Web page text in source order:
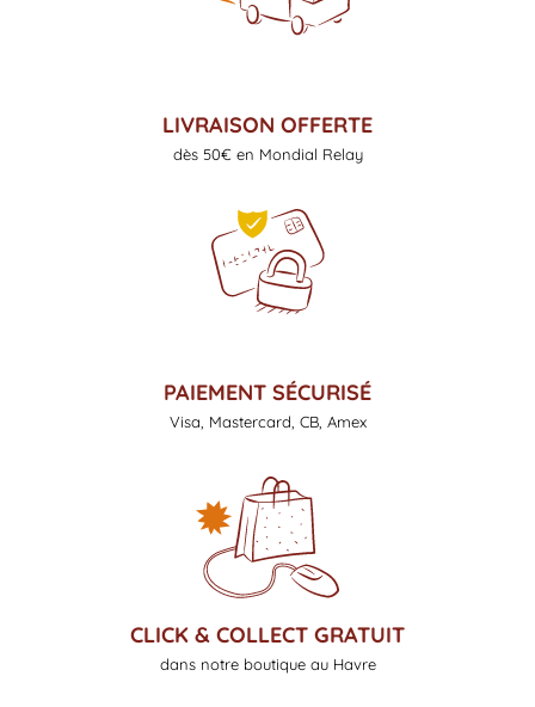
LIVRAISON OFFERTE
dès 50€ en Mondial Relay
PAIEMENT SÉCURISÉ
Visa, Mastercard, CB, Amex
CLICK & COLLECT GRATUIT
dans notre boutique au Havre